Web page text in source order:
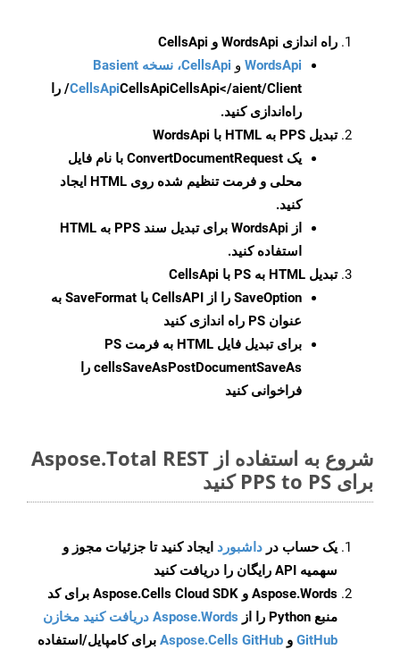
راه اندازی WordsApi و CellsApi
WordsApi و CellsApi، نسخه Basient
CellsApiCellsApi
CellsApi</aient/Client/ را
راه‌اندازی کنید.
تبدیل PPS به HTML با WordsApi
یک ConvertDocumentRequest با نام فایل
محلی و فرمت تنظیم شده روی HTML ایجاد
کنید.
از WordsApi برای تبدیل سند PPS به HTML
استفاده کنید.
تبدیل HTML به PS با CellsApi
SaveOption
را از CellsAPI با SaveFormat به
عنوان PS راه اندازی کنید
برای تبدیل فایل HTML به فرمت
PS
cellsSaveAsPostDocumentSaveAs را
فراخوانی کنید
شروع به استفاده از Aspose.Total REST
برای PPS to PS کنید
یک حساب در داشبورد ایجاد کنید تا جزئیات مجوز و
سهمیه API رایگان را دریافت کنید
Aspose.Words و Aspose.Cells Cloud SDK برای کد
منبع Python را از
Aspose.Words دریافت کنید مخازن
GitHub و Aspose.Cells GitHub برای کامپایل/استفاده